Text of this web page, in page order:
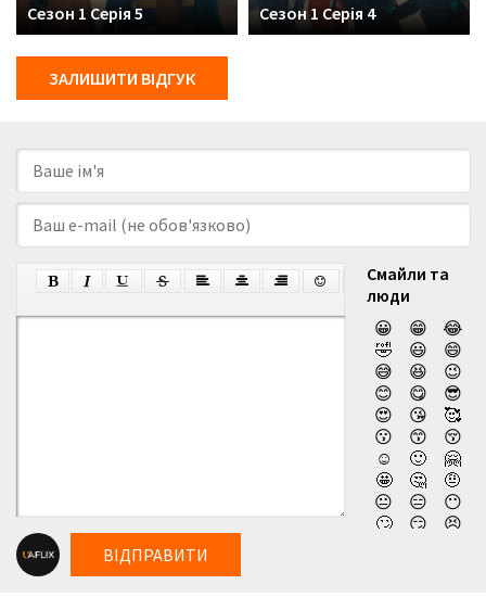
Сезон 1 Серія 5 Сезон 1 Серія 4
ЗАЛИШИТИ ВІДГУК
Смайли та
люди
😀
😁
😂
🤣
😃
😄
😅
😆
😉
😊
😋
😎
😍
😘
🥰
😗
😙
😚
☺️
🙂
🤗
🤩
🤔
🤨
😐
😑
😶
🙄
😏
😣
ВІДПРАВИТИ